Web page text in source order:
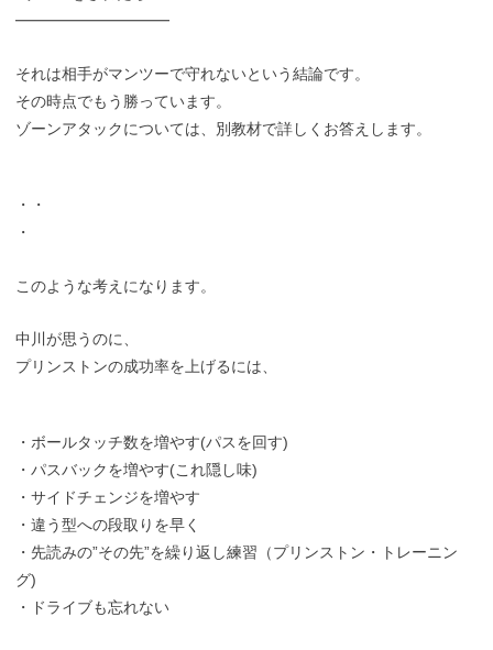
━━━━━━━━━━
それは相手がマンツーで守れないという結論です。
その時点でもう勝っています。
ゾーンアタックについては、別教材で詳しくお答えします。
・・
・
このような考えになります。
中川が思うのに、
プリンストンの成功率を上げるには、
・ボールタッチ数を増やす(パスを回す)
・パスバックを増やす(これ隠し味)
・サイドチェンジを増やす
・違う型への段取りを早く
・先読みの”その先”を繰り返し練習（プリンストン・トレーニン
グ)
・ドライブも忘れない